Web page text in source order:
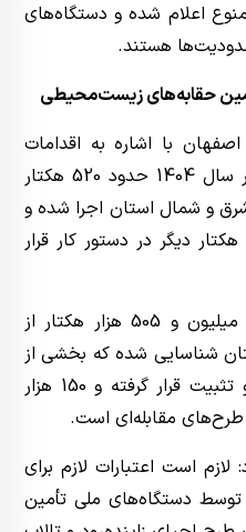
اعلام شده و دستگاه‌های
هستند.
حقابه‌های زیست‌محیطی
با اشاره به اقدامات
مقابله‌ای با گرد و غبار گفت: در سال 1404 حدود 520 هکتار
و شمال استان اجرا شده و
برای سال جاری نیز اجرای 400 هکتار دیگر در دستور کار قرار
وی افزود: تاکنون بیش از یک میلیون و 505 هزار هکتار از
شناسایی شده که بخشی از
آن تحت عملیات بیابان‌زدایی و تثبیت قرار گرفته و 150 هزار
طرح‌های مقابله‌ای است.
است اعتبارات لازم برای
توسط دستگاه‌های ملی تأمین